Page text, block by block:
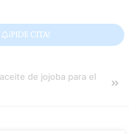
¡PIDE CITA!
de jojoba para el